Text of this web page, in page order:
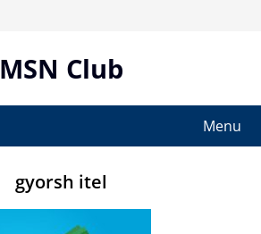
MSN Club
Menu
gyorsh itel